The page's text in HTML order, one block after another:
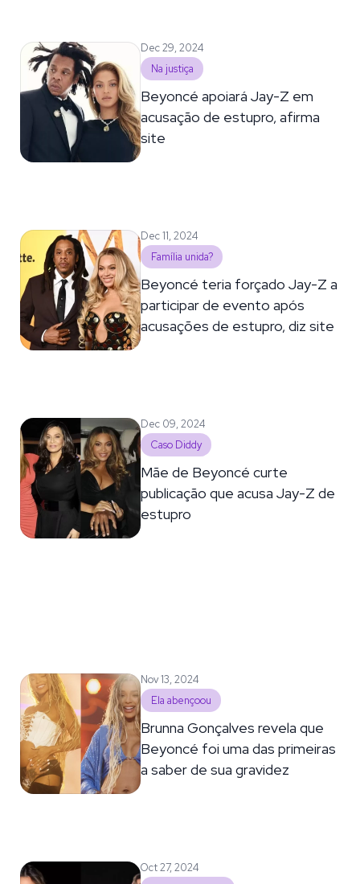
Dec 29, 2024
Na justiça
Beyoncé apoiará Jay-Z em
acusação de estupro, afirma
site
Dec 11, 2024
Família unida?
Beyoncé teria forçado Jay-Z a
participar de evento após
acusações de estupro, diz site
Dec 09, 2024
Caso Diddy
Mãe de Beyoncé curte
publicação que acusa Jay-Z de
estupro
Nov 13, 2024
Ela abençoou
Brunna Gonçalves revela que
Beyoncé foi uma das primeiras
a saber de sua gravidez
Oct 27, 2024